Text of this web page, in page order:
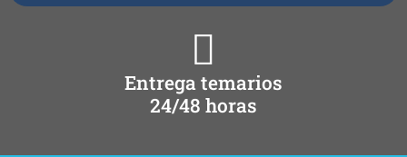
Entrega temarios
24/48 horas